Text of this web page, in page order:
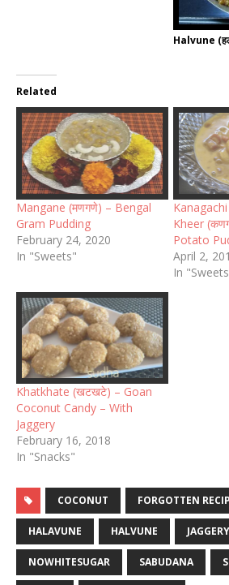
Halvune
Related
Mangane (मणगणे) – Bengal
Gram Pudding
February 24, 2020
In "Sweets"
Kheer
Potato
April 2,
In
Khatkhate (खटखटे) – Goan
Coconut Candy – With
Jaggery
February 16, 2018
In "Snacks"
COCONUT FORGOTTEN
HALAVUNE HALVUNE JAGGERY
NOWHITESUGAR SABUDANA